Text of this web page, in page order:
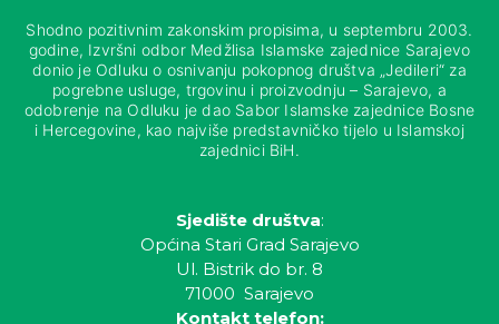
Shodno pozitivnim zakonskim propisima, u septembru 2003.
godine, Izvršni odbor Medžlisa Islamske zajednice Sarajevo
donio je Odluku o osnivanju pokopnog društva „Jedileri“ za
pogrebne usluge, trgovinu i proizvodnju – Sarajevo, a
odobrenje na Odluku je dao Sabor Islamske zajednice Bosne
i Hercegovine, kao najviše predstavničko tijelo u Islamskoj
zajednici BiH.
Sjedište društva:
Općina Stari Grad Sarajevo
Ul. Bistrik do br. 8
71000 Sarajevo
Kontakt telefon: